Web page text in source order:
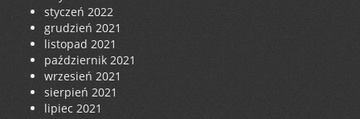
styczeń 2022
grudzień 2021
listopad 2021
październik 2021
wrzesień 2021
sierpień 2021
lipiec 2021